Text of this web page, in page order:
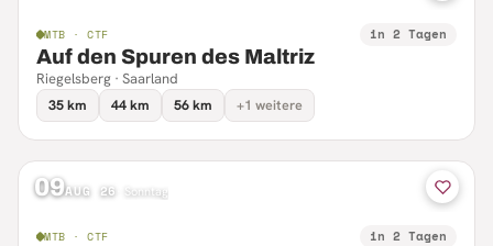
MTB · CTF in 2 Tagen
Auf den Spuren des Maltriz
Riegelsberg · Saarland
35 km
44 km 56 km +1 weitere
09AUG 26 Sonntag
MTB · CTF in 2 Tagen